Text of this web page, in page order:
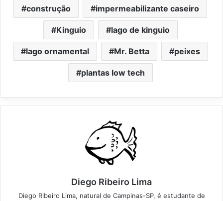
construção impermeabilizante caseiro
Kinguio lago de kinguio
lago ornamental Mr. Betta peixes
plantas low tech
Diego Ribeiro Lima
Diego Ribeiro Lima, natural de Campinas-SP, é estudante de